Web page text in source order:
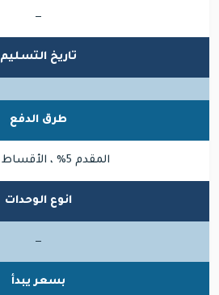
—
تاريخ التسليم
طرق الدفع
المقدم 5% ، الأقساط 7 سنة
انوع الوحدات
—
بسعر يبدأ